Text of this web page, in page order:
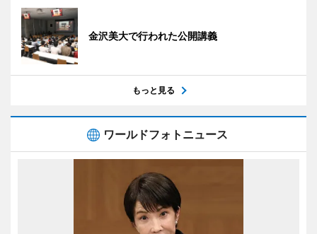
金沢美大で行われた公開講義
もっと見る
ワールドフォトニュース